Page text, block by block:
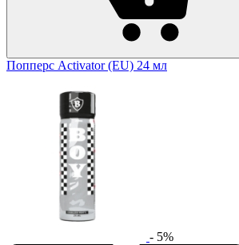
Попперс Activator (EU) 24 мл
- 5%